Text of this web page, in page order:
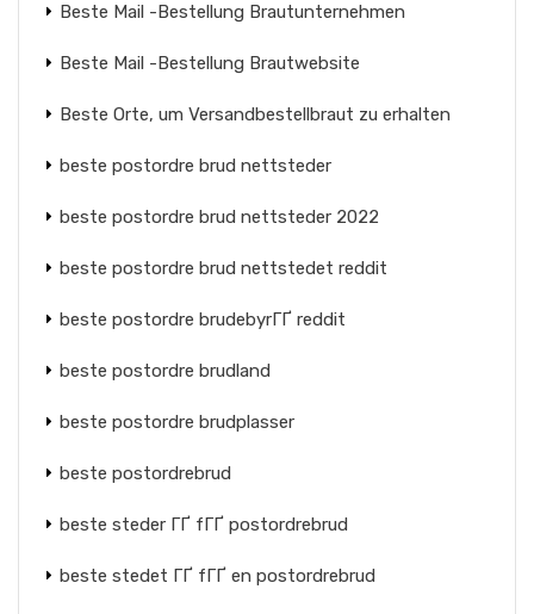
Beste Mail -Bestellung Brautunternehmen
Beste Mail -Bestellung Brautwebsite
Beste Orte, um Versandbestellbraut zu erhalten
beste postordre brud nettsteder
beste postordre brud nettsteder 2022
beste postordre brud nettstedet reddit
beste postordre brudebyrГҐ reddit
beste postordre brudland
beste postordre brudplasser
beste postordrebrud
beste steder ГҐ fГҐ postordrebrud
beste stedet ГҐ fГҐ en postordrebrud